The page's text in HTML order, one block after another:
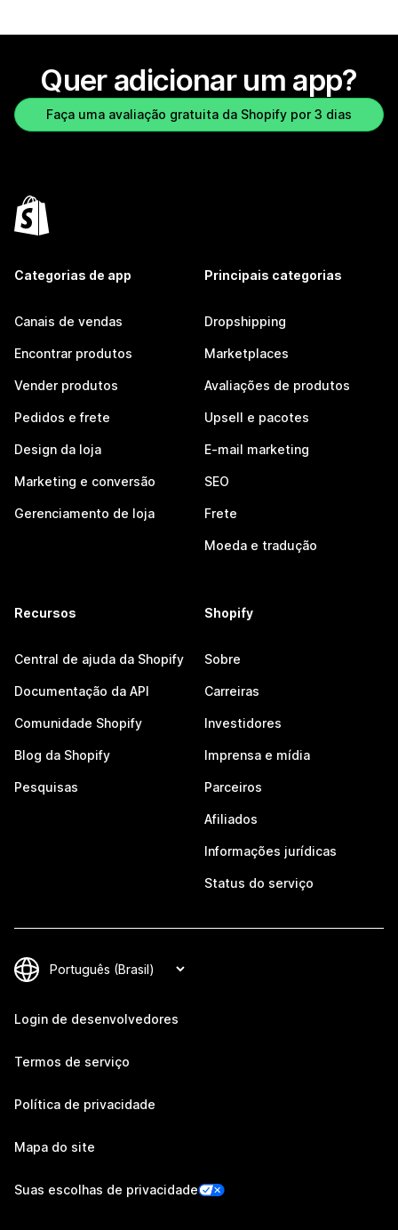
Quer adicionar um app?
Faça uma avaliação gratuita da Shopify por 3 dias
Categorias de app
Canais de vendas
Encontrar produtos
Vender produtos
Pedidos e frete
Design da loja
Marketing e conversão
Gerenciamento de loja
Principais categorias
Dropshipping
Marketplaces
Avaliações de produtos
Upsell e pacotes
E-mail marketing
SEO
Frete
Moeda e tradução
Recursos
Central de ajuda da Shopify
Documentação da API
Comunidade Shopify
Blog da Shopify
Pesquisas
Shopify
Sobre
Carreiras
Investidores
Imprensa e mídia
Parceiros
Afiliados
Informações jurídicas
Status do serviço
Login de desenvolvedores
Termos de serviço
Política de privacidade
Mapa do site
Suas escolhas de privacidade